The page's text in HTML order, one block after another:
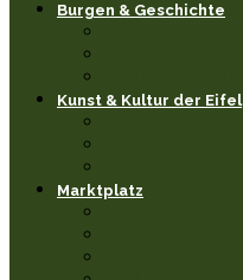
Burgen & Geschichte
Kunst & Kultur der Eifel
Marktplatz